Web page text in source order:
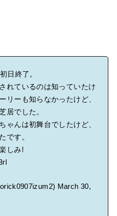
日終了。
れているのは知っていたけ
リーも知らなかったけど、
居でした。
ゃんは初舞台でしたけど、
です。
しみ!
March 30,